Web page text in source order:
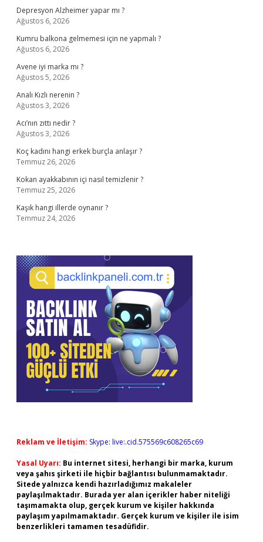
Depresyon Alzheimer yapar mı ?
Ağustos 6, 2026
Kumru balkona gelmemesi için ne yapmalı ?
Ağustos 6, 2026
Avene iyi marka mı ?
Ağustos 5, 2026
Analı Kızlı nerenin ?
Ağustos 3, 2026
Acı’nın zıttı nedir ?
Ağustos 3, 2026
Koç kadını hangi erkek burçla anlaşır ?
Temmuz 26, 2026
Kokan ayakkabının içi nasıl temizlenir ?
Temmuz 25, 2026
Kaşık hangi illerde oynanır ?
Temmuz 24, 2026
Reklam ve İletişim: Skype: live:.cid.575569c608265c69
Yasal Uyarı: Bu internet sitesi, herhangi bir marka, kurum
veya şahıs şirketi ile hiçbir bağlantısı bulunmamaktadır.
Sitede yalnızca kendi hazırladığımız makaleler
paylaşılmaktadır. Burada yer alan içerikler haber niteliği
taşımamakta olup, gerçek kurum ve kişiler hakkında
paylaşım yapılmamaktadır. Gerçek kurum ve kişiler ile isim
benzerlikleri tamamen tesadüfidir.